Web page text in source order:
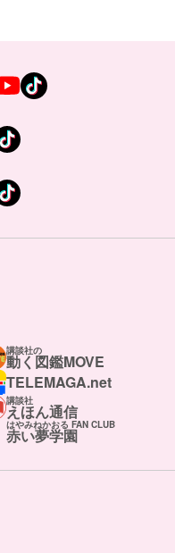
講談社の
動く図鑑MOVE
TELEMAGA.net
講談社
えほん通信
はやみねかおる FAN CLUB
赤い夢学園